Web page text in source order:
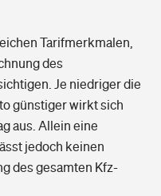
Tarifmerkmalen,
des
Je niedriger die
günstiger wirkt sich
aus. Allein eine
jedoch keinen
des gesamten Kfz-